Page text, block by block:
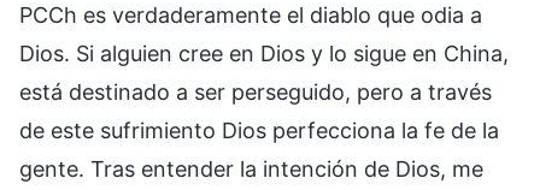
PCCh es verdaderamente el diablo que odia a
Dios. Si alguien cree en Dios y lo sigue en China,
está destinado a ser perseguido, pero a través
de este sufrimiento Dios perfecciona la fe de la
gente. Tras entender la intención de Dios, me